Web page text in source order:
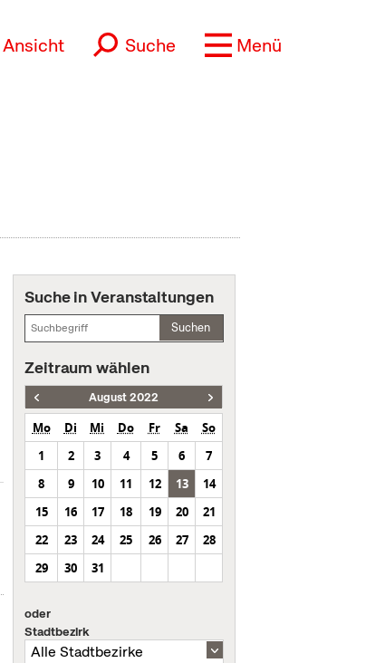
Ansicht Suche Menü
Suche in Veranstaltungen
Suchen
Zeitraum wählen
August 2022
Mo Di Mi Do Fr Sa
So
1
2 3 4 5 6
7
8
9 10 11 12 13
14
15
16 17 18 19 20
21
22
23 24 25 26 27
28
29
30 31
oder
Stadtbezirk